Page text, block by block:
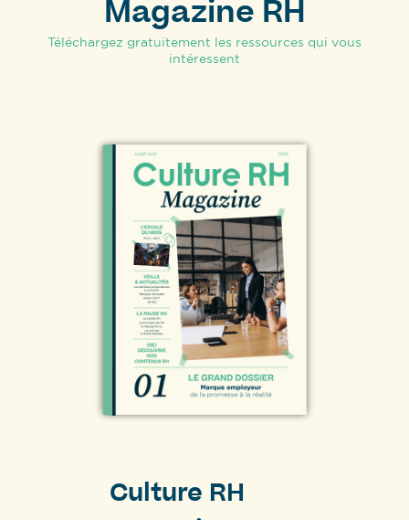
Magazine RH
Téléchargez gratuitement les ressources qui vous
intéressent
Culture RH